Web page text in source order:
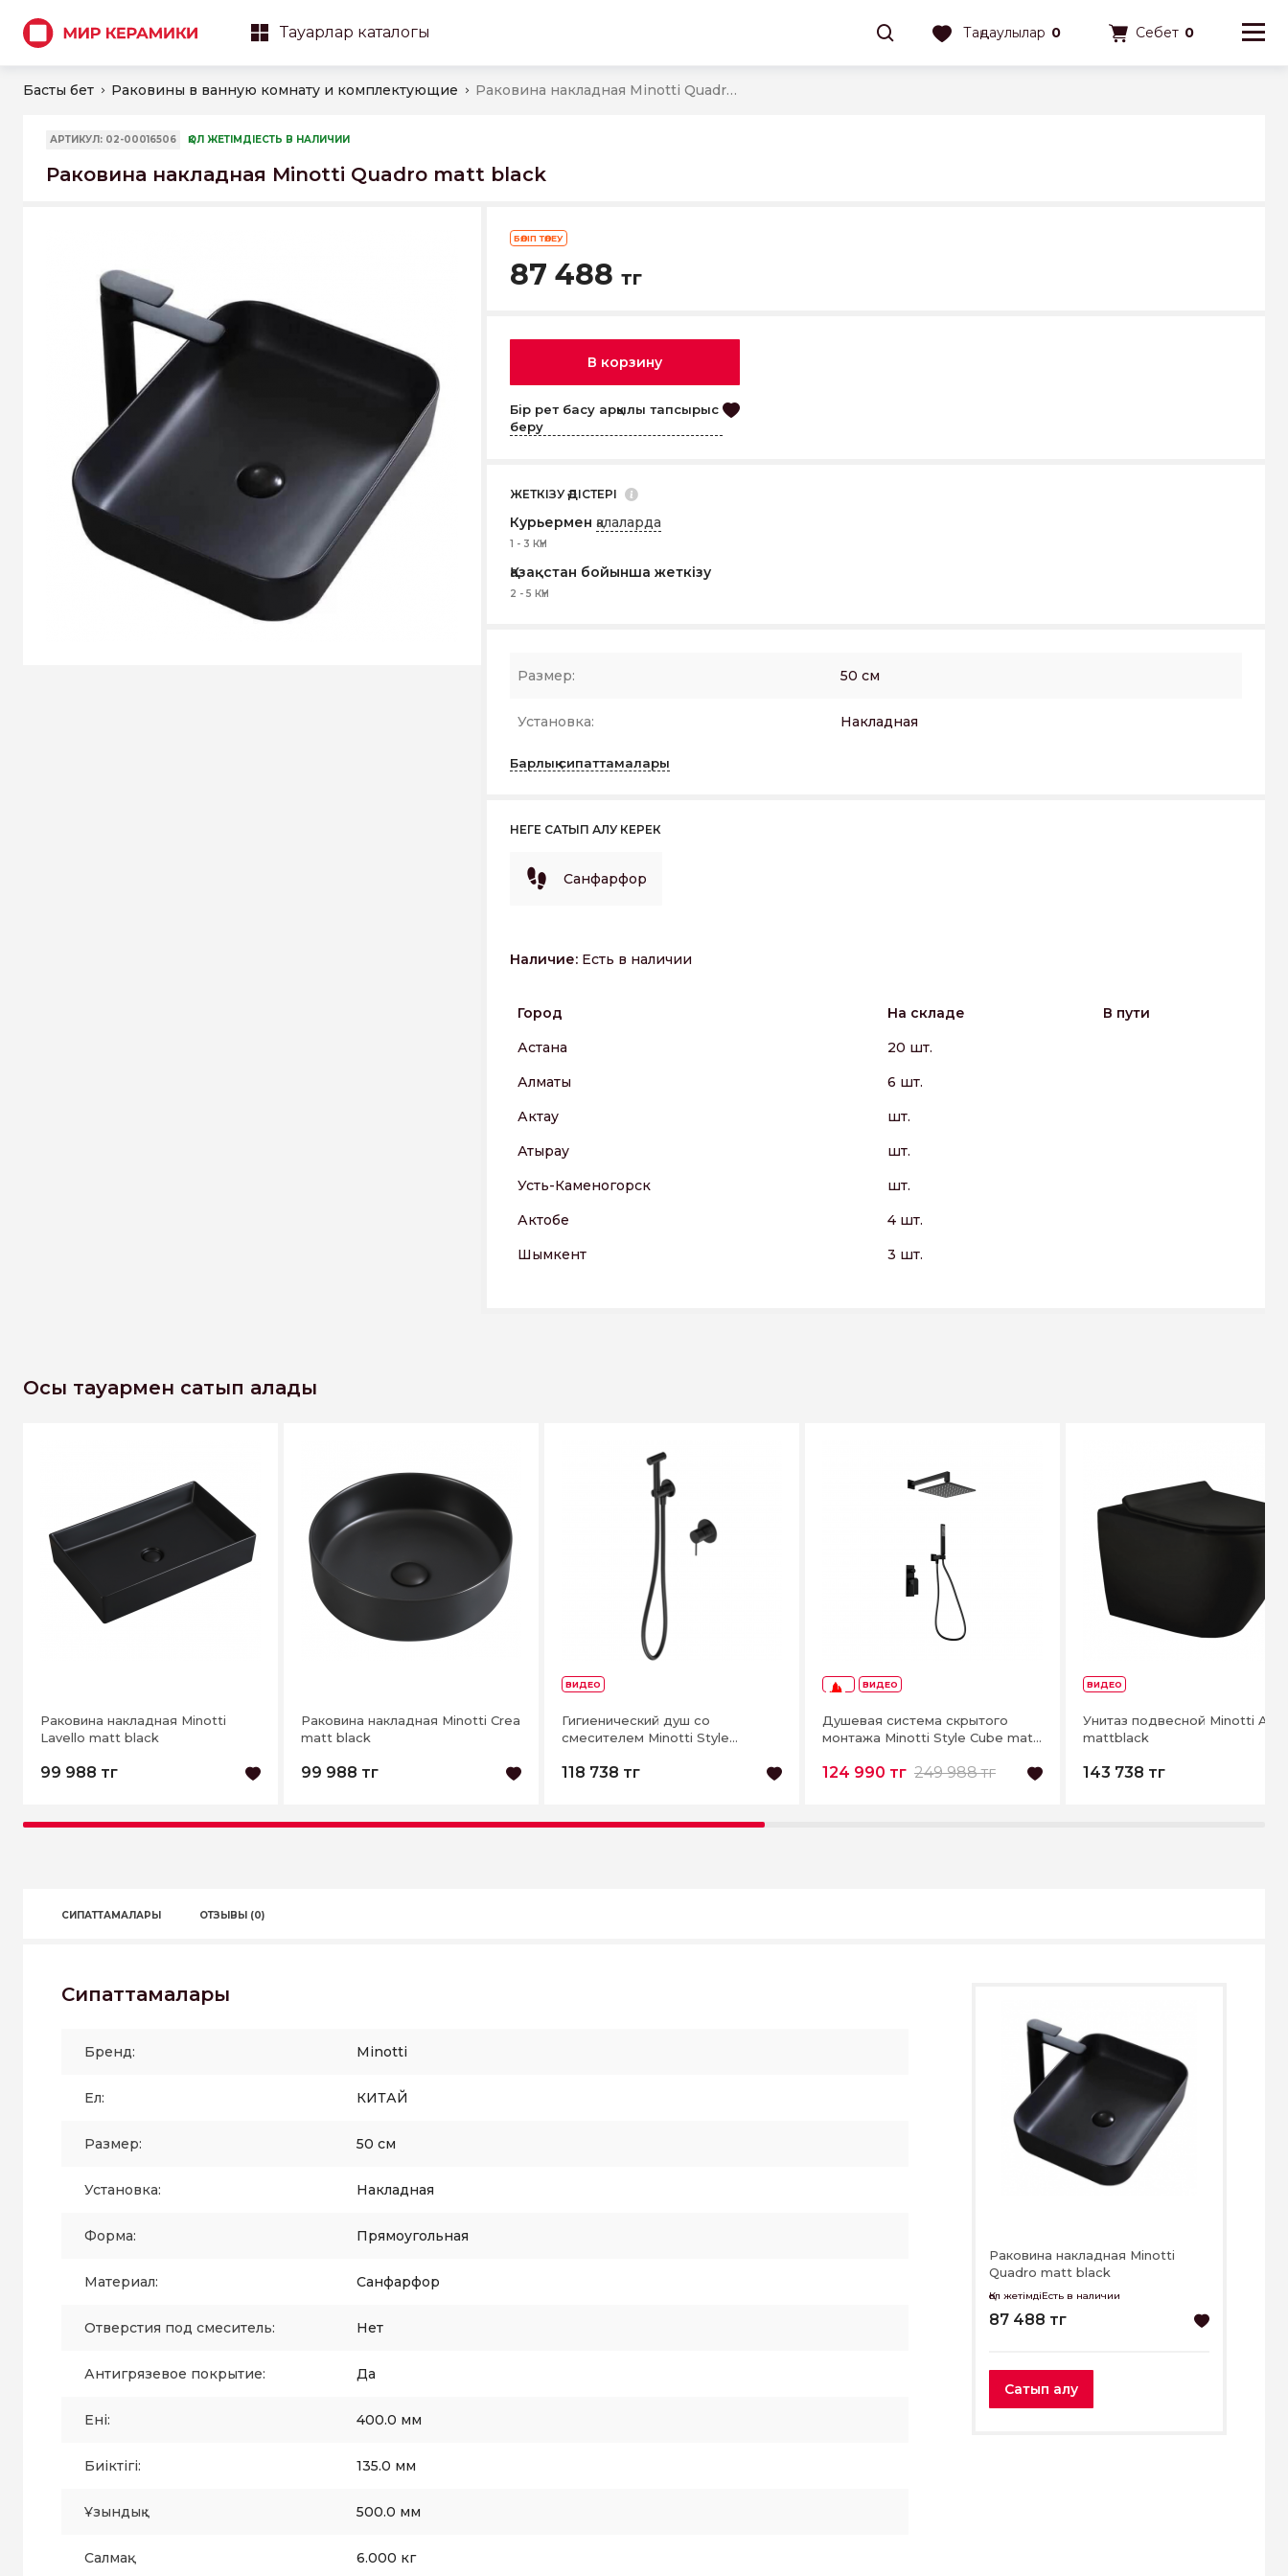
Тауарлар каталогы Таңдаулылар 0 Себет 0
Басты бет Раковины в ванную комнату и комплектующие Раковина накладная Minotti Quadro matt black
АРТИКУЛ: 02-00016506 ҚОЛ ЖЕТІМДІЕСТЬ В НАЛИЧИИ
Раковина накладная Minotti Quadro matt black
БӨЛІП ТӨЛЕУ
87 488 тг
В корзину
Бір рет басу арқылы тапсырыс
беру
ЖЕТКІЗУ ӘДІСТЕРІ
Курьермен қалаларда
1 - 3 КҮН
Қазақстан бойынша жеткізу
2 - 5 КҮН
Размер: 50 см
Установка: Накладная
Барлық сипаттамалары
НЕГЕ САТЫП АЛУ КЕРЕК
Санфарфор
Наличие: Есть в наличии
Город На складе
В пути
Астана
20 шт.
Алматы
6 шт.
Актау
шт.
Атырау
шт.
Усть-Каменогорск
шт.
Актобе
4 шт.
Шымкент
3 шт.
Осы тауармен сатып алады
Раковина накладная Minotti
Lavello matt black
99 988 тг
Раковина накладная Minotti Crea
matt black
99 988 тг
ВИДЕО
Гигиенический душ со
смесителем Minotti Style
118 738 тг
ВИДЕО
Душевая система скрытого
монтажа Minotti Style Cube matt
124 990 тг 249 988 тг
ВИДЕО
Унитаз подвесной Minotti
mattblack
143 738 тг
СИПАТТАМАЛАРЫ ОТЗЫВЫ (0)
Раковина накладная Minotti
Quadro matt black
Қол жетімдіЕсть в наличии
87 488 тг
Сатып алу
Сипаттамалары
Бренд: Minotti
Ел: КИТАЙ
Размер: 50 см
Установка: Накладная
Форма: Прямоугольная
Материал: Санфарфор
Отверстия под смеситель: Нет
Антигрязевое покрытие: Да
Ені: 400.0 мм
Биіктігі: 135.0 мм
Ұзындық : 500.0 мм
Салмақ: 6.000 кг